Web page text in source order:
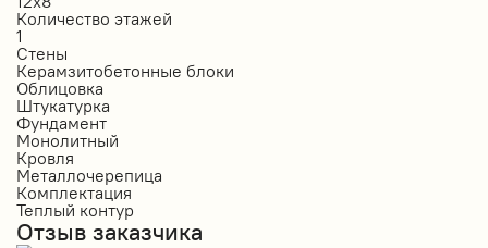
Количество этажей
1
Стены
Керамзитобетонные блоки
Облицовка
Штукатурка
Фундамент
Монолитный
Кровля
Металлочерепица
Комплектация
Теплый контур
Отзыв заказчика